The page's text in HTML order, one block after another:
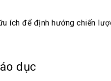
ích để định hướng chiến
dục